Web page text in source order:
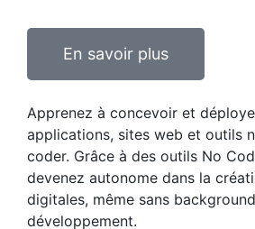
En savoir plus
Apprenez à concevoir et
applications, sites web et outils
coder. Grâce à des outils No
devenez autonome dans la
digitales, même sans
développement.